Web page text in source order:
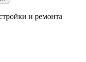
и ремонта